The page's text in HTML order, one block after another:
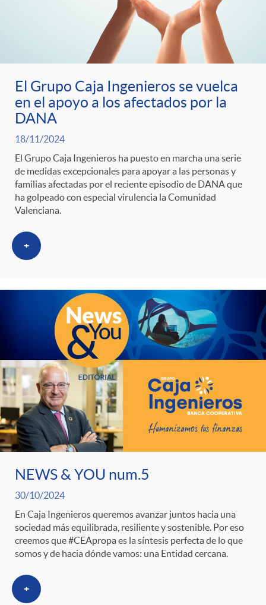
El Grupo Caja Ingenieros se vuelca
en el apoyo a los afectados por la
DANA
18/11/2024
El Grupo Caja Ingenieros ha puesto en marcha una serie
de medidas excepcionales para apoyar a las personas y
familias afectadas por el reciente episodio de DANA que
ha golpeado con especial virulencia la Comunidad
Valenciana.
+
NEWS & YOU num.5
30/10/2024
En Caja Ingenieros queremos avanzar juntos hacia una
sociedad más equilibrada, resiliente y sostenible. Por eso
creemos que #CEApropa es la síntesis perfecta de lo que
somos y de hacia dónde vamos: una Entidad cercana.
+